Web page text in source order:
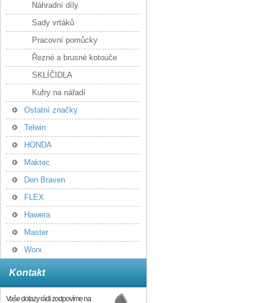
Náhradní díly
Sady vrtáků
Pracovní pomůcky
Řezné a brusné kotouče
SKLÍČIDLA
Kufry na nářadí
Ostatní značky
Telwin
HONDA
Maktec
Den Braven
FLEX
Hawera
Master
Worx
Kontakt
Vaše dotazy rádi zodpovíme na